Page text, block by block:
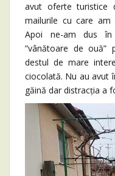
avut oferte turistice
mailurile cu care
Apoi ne-am dus
”vânătoare de
destul de mare
ciocolată. Nu au avut
găină dar distracția a